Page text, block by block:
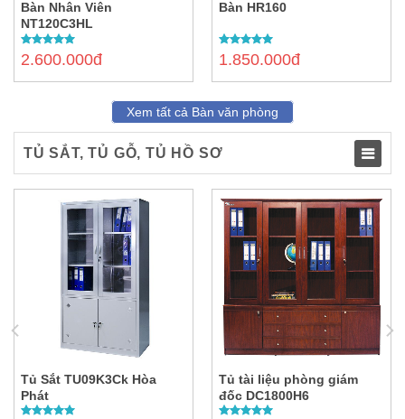
Bàn Nhân Viên
NT120C3HL
5.00out of
5
2.600.000đ
Bàn HR160
5.00out of
5
1.850.000đ
Xem tất cả Bàn văn phòng
TỦ SẮT, TỦ GỖ, TỦ HỒ SƠ
Tủ Sắt TU09K3Ck Hòa
Phát
Tủ tài liệu phòng giám
đốc DC1800H6